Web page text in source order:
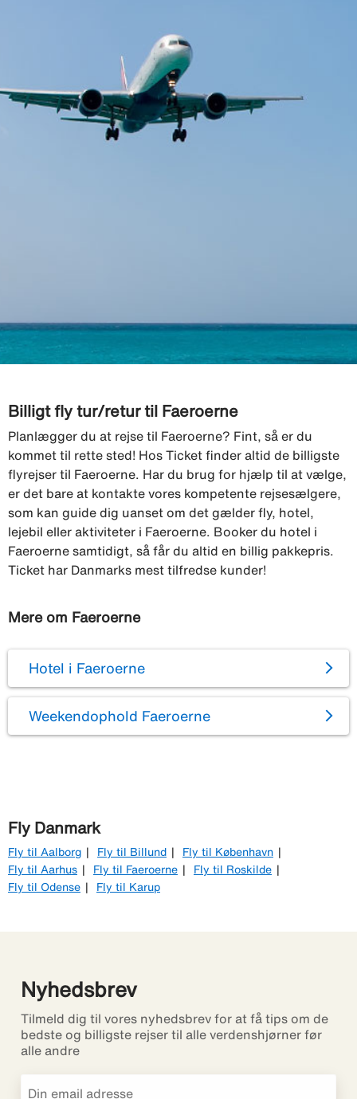
Billigt fly tur/retur til Faeroerne
Planlægger du at rejse til Faeroerne? Fint, så er du
kommet til rette sted! Hos Ticket finder altid de billigste
flyrejser til Faeroerne. Har du brug for hjælp til at vælge,
er det bare at kontakte vores kompetente rejsesælgere,
som kan guide dig uanset om det gælder fly, hotel,
lejebil eller aktiviteter i Faeroerne. Booker du hotel i
Faeroerne samtidigt, så får du altid en billig pakkepris.
Ticket har Danmarks mest tilfredse kunder!
Mere om Faeroerne
Hotel i Faeroerne
Weekendophold Faeroerne
Fly Danmark
Fly til Aalborg Fly til Billund
Fly til København
Fly til Aarhus
Fly til Faeroerne
Fly til Roskilde
Fly til Odense
Fly til Karup
Nyhedsbrev
Tilmeld dig til vores nyhedsbrev for at få tips om de
bedste og billigste rejser til alle verdenshjørner før
alle andre